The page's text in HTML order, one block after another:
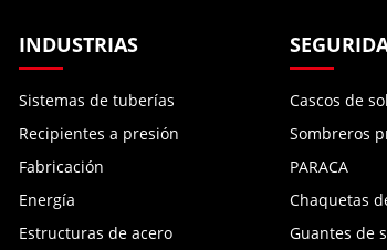
INDUSTRIAS
Sistemas de tuberías
Recipientes a presión
Fabricación
Energía
Estructuras de acero
Cascos de
Sombreros
PARACA
Chaquetas
Guantes de